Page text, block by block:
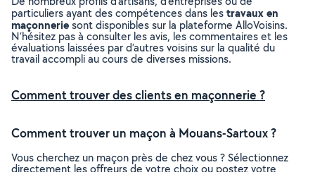
particuliers ayant des compétences dans lestravaux en
maçonneriesont disponibles sur la plateforme AlloVoisins.
N’hésitez pas à consulter les avis, les commentaires et les
évaluations laissées par d’autres voisins sur la qualité du
travail accompli au cours de diverses missions.
Comment trouver des clients en maçonnerie ?
Comment trouver un maçon à Mouans-Sartoux ?
Vous cherchez un maçon près de chez vous ? Sélectionnez
directement les offreurs de votre choix ou postez votre